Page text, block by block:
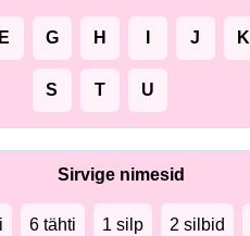
E G H J K
S T U
Sirvige nimesid
6 tähti 1 silp 2 silbid